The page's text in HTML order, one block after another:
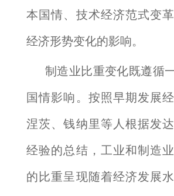
本国情、技术经济范式变
经济形势变化的影响。
制造业比重变化既遵循
国情影响。按照早期发展
涅茨、钱纳里等人根据发
经验的总结，工业和制造
的比重呈现随着经济发展